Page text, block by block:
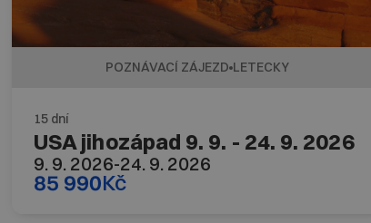
POZNÁVACÍ ZÁJEZD LETECKY
15 dní
USA jihozápad 9. 9. - 24. 9. 2026
9. 9. 2026-24. 9. 2026
85 990Kč